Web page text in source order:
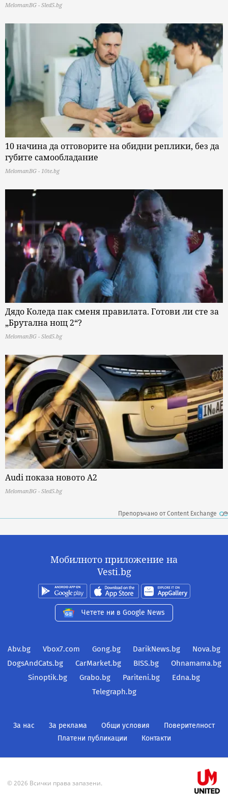
MelomanBG - Sled5.bg
10 начина да отговорите на обидни реплики, без да
губите самообладание
MelomanBG - 10te.bg
Дядо Коледа пак сменя правилата. Готови ли сте за
„Брутална нощ 2“?
MelomanBG - Sled5.bg
Audi показа новото A2
MelomanBG - Sled5.bg
Препоръчано от Content Exchange
Мобилното приложение на
Vesti.bg
Четете ни в Google News
Abv.bg Vbox7.com Gong.bg DarikNews.bg
Nova.bg
DogsAndCats.bg
CarMarket.bg BISS.bg
Ohnamama.bg
Sinoptik.bg
Grabo.bg Pariteni.bg
Edna.bg
Telegraph.bg
За нас За реклама Общи условия
Поверителност
Платени публикации
Контакти
© 2026 Всички права запазени.